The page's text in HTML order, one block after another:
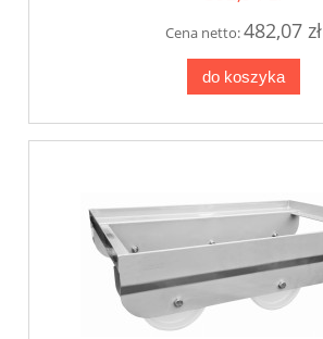
Cena netto:482,07 zł
do koszyka